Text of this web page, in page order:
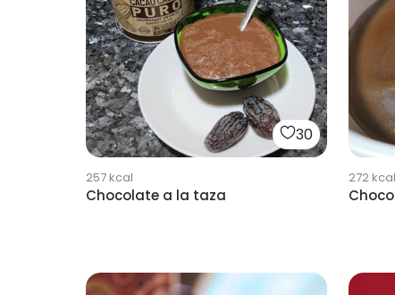
30
257kcal
Chocolate a la taza
272kcal